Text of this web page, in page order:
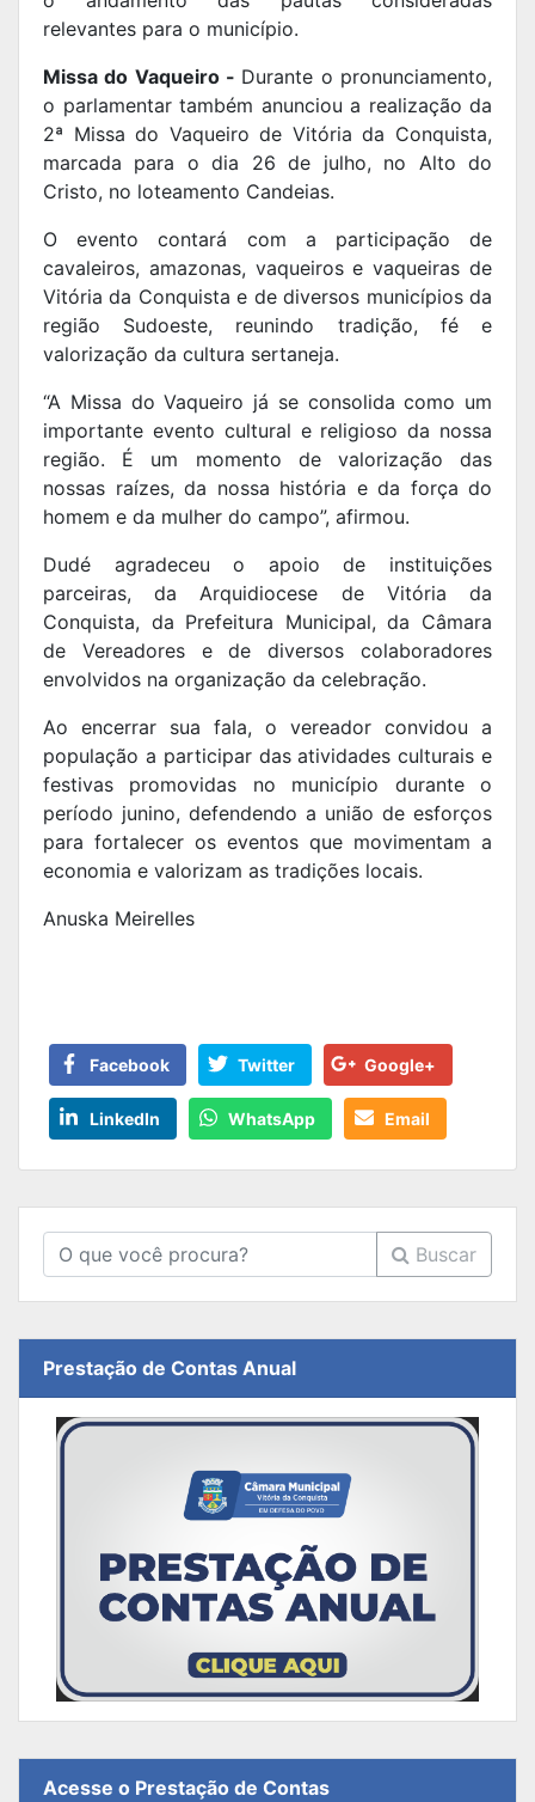
relevantes para o município.
Missa do Vaqueiro - Durante o pronunciamento,
o parlamentar também anunciou a realização da
2ª Missa do Vaqueiro de Vitória da Conquista,
marcada para o dia 26 de julho, no Alto do
Cristo, no loteamento Candeias.
O evento contará com a participação de
cavaleiros, amazonas, vaqueiros e vaqueiras de
Vitória da Conquista e de diversos municípios da
região Sudoeste, reunindo tradição, fé e
valorização da cultura sertaneja.
“A Missa do Vaqueiro já se consolida como um
importante evento cultural e religioso da nossa
região. É um momento de valorização das
nossas raízes, da nossa história e da força do
homem e da mulher do campo”, afirmou.
Dudé agradeceu o apoio de instituições
parceiras, da Arquidiocese de Vitória da
Conquista, da Prefeitura Municipal, da Câmara
de Vereadores e de diversos colaboradores
envolvidos na organização da celebração.
Ao encerrar sua fala, o vereador convidou a
população a participar das atividades culturais e
festivas promovidas no município durante o
período junino, defendendo a união de esforços
para fortalecer os eventos que movimentam a
economia e valorizam as tradições locais.
Anuska Meirelles
Facebook Twitter Google+
LinkedIn WhatsApp Email
Buscar
Prestação de Contas Anual
Acesse o Prestação de Contas